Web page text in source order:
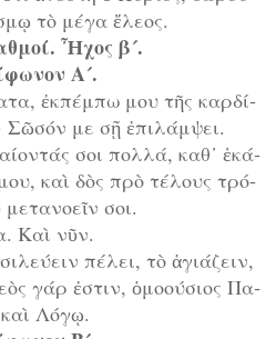
τὸ μέ­γα ἔ­λε­ος.
Ἦ­χος β´.
Α´.
ἐκ­πέμ­πω μου τῆς καρ­δί­
με σῇ ἐ­πι­λάμ­ψει.
σοι πολ­λά, καθ᾿ ἑ­κά­
καὶ δὸς πρὸ τέ­λους τρό­
σοι.
Καὶ νῦν.
πέ­λει, τὸ ἁ­γι­ά­ζειν,
γάρ ἐ­στιν, ὁ­μο­ού­σι­ος Πα­
Λό­γῳ.